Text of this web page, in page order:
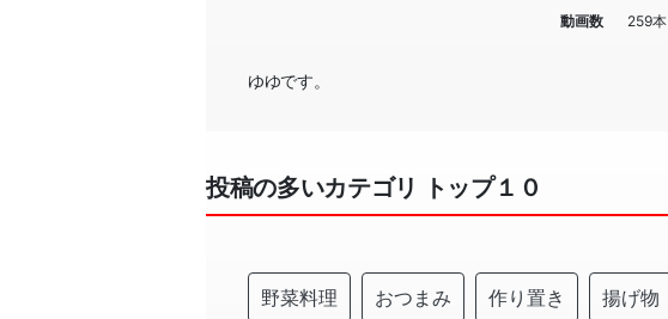
動画数
259本
ゆゆです。
投稿の多いカテゴリ トップ１０
野菜料理 おつまみ 作り置き 揚げ物